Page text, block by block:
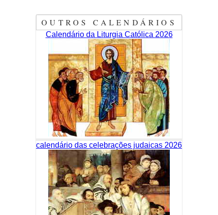
OUTROS CALENDÁRIOS
Calendário da Liturgia Católica 2026
calendário das celebrações judaicas 2026